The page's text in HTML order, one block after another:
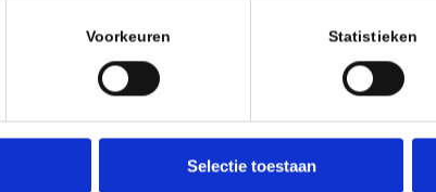
Voorkeuren Statistieken
Selectie toestaan